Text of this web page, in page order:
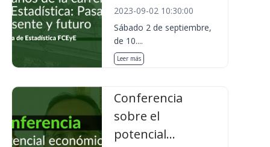
2023-09-02 10:30:00
Sábado 2 de septiembre,
de 10....
Leer más
Conferencia
sobre el
potencial...